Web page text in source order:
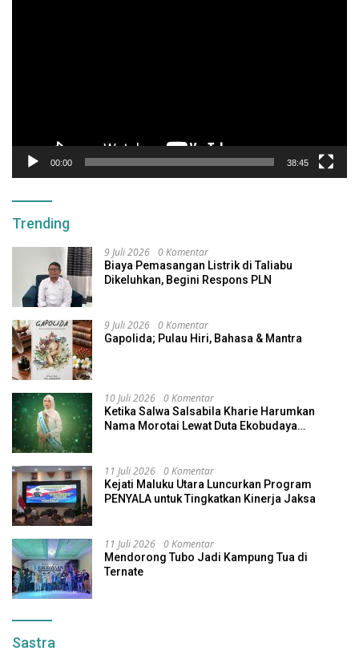
00:00 38:45
Trending
9 Juli 2026 0 Komentar
Biaya Pemasangan Listrik di Taliabu
Dikeluhkan, Begini Respons PLN
9 Juli 2026 0 Komentar
Gapolida; Pulau Hiri, Bahasa & Mantra
10 Juli 2026 0 Komentar
Ketika Salwa Salsabila Kharie Harumkan
Nama Morotai Lewat Duta Ekobudaya
11 Juli 2026 0 Komentar
Kejati Maluku Utara Luncurkan Program
PENYALA untuk Tingkatkan Kinerja Jaksa
11 Juli 2026 0 Komentar
Mendorong Tubo Jadi Kampung Tua di
Ternate
Sastra